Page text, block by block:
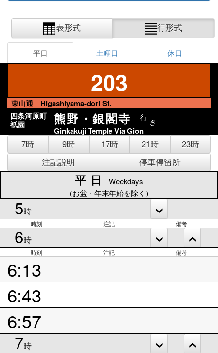
表形式 行形式
平日 土曜日 休日
203
東山通 Higashiyama-dori St.
四条河原町
祇園
熊野・銀閣寺 行 き
Ginkakuji Temple Via Gion
7時 9時 17時 21時
23時
注記説明
停車停留所
平日
Weekdays
（お盆・年末年始を除く）
5時
時刻 注記 備考
6時
時刻 注記 備考
6:13
6:43
6:57
7時